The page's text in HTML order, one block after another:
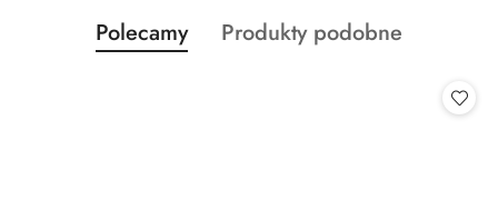
Pomiń karuzelę produktów
Produkty
o
Polecamy
Produkty
Produkty podobne